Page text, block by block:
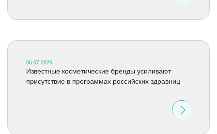
06.07.2026
Известные косметические бренды усиливают
присутствие в программах российских здравниц